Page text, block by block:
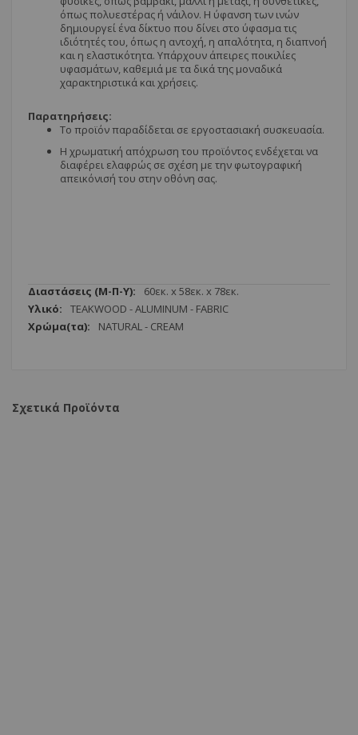
όπως πολυεστέρας ή νάιλον. Η ύφανση των ινών
δημιουργεί ένα δίκτυο που δίνει στο ύφασμα τις
ιδιότητές του, όπως η αντοχή, η απαλότητα, η διαπνοή
και η ελαστικότητα. Υπάρχουν άπειρες ποικιλίες
υφασμάτων, καθεμιά με τα δικά της μοναδικά
χαρακτηριστικά και χρήσεις.
Παρατηρήσεις:
Το προϊόν παραδίδεται σε εργοστασιακή συσκευασία.
Η χρωματική απόχρωση του προϊόντος ενδέχεται να
διαφέρει ελαφρώς σε σχέση με την φωτογραφική
απεικόνισή του στην οθόνη σας.
Περισσότερες
Πληροφορίες
60εк. x 58εк. x 78εк.
TEAKWOOD - ALUMINUM - FABRIC
NATURAL - CREAM
Σχετικά Προϊόντα